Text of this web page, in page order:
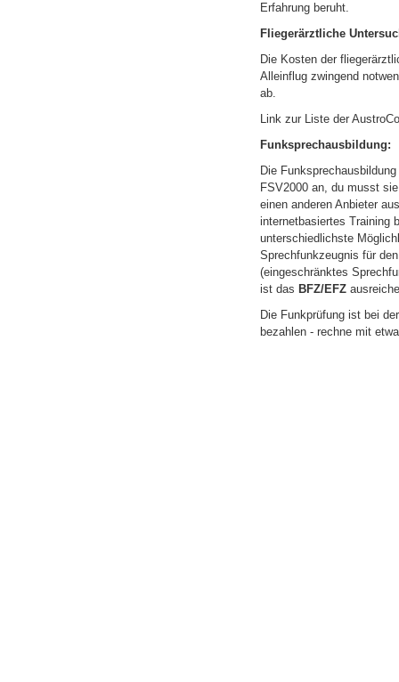
Erfahrung beruht.
Fliegerärztliche
Die Kosten der
Alleinflug zwingend
ab.
Link zur Liste der
Funksprechausbildung:
Die
FSV2000 an, du musst
einen anderen Anbieter
internetbasiertes Training
unterschiedlichste
Sprechfunkzeugnis für
(eingeschränktes
ist das BFZ/EFZ
Die Funkprüfung ist bei
bezahlen - rechne mit